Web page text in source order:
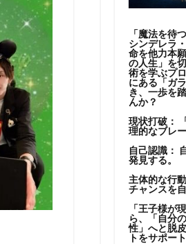
「魔法を待
シンデレラ
命を他力本
の人生」を
術を学ぶプ
にある「ガ
き、一歩を
んか？
現状打破：
理的なブレ
自己認識：
発見する。
主体的な行動
チャンスを
「王子様が
ら、「自分
性」へと脱
トをサポー